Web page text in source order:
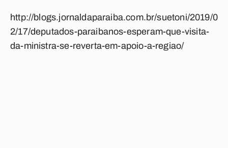
http://blogs.jornaldaparaiba.com.br/suetoni/2019/0
2/17/deputados-paraibanos-esperam-que-visita-
da-ministra-se-reverta-em-apoio-a-regiao/